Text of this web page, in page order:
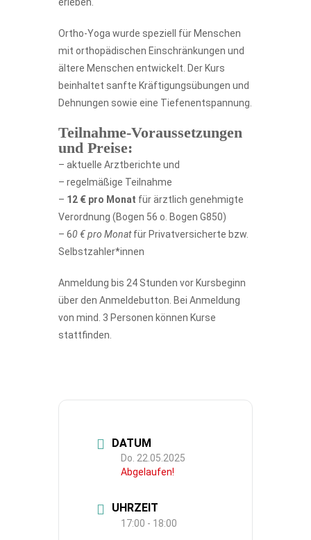
Ortho-Yoga wurde speziell für Menschen
mit orthopädischen Einschränkungen und
ältere Menschen entwickelt. Der Kurs
beinhaltet sanfte Kräftigungsübungen und
Dehnungen sowie eine Tiefenentspannung.
Teilnahme-Voraussetzungen
und Preise:
– aktuelle Arztberichte und
– regelmäßige Teilnahme
– 12 € pro Monat für ärztlich genehmigte
Verordnung (Bogen 56 o. Bogen G850)
– 60 € pro Monatfür Privatversicherte bzw.
Selbstzahler*innen
Anmeldung bis 24 Stunden vor Kursbeginn
über den Anmeldebutton. Bei Anmeldung
von mind. 3 Personen können Kurse
stattfinden.
DATUM
Do. 22.05.2025
Abgelaufen!
UHRZEIT
17:00 - 18:00